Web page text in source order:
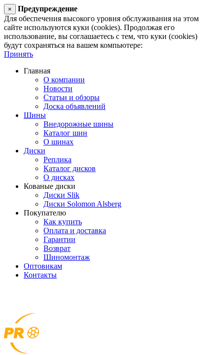
×
Предупреждение
Для обеспечения высокого уровня обслуживания на этом
сайте используются куки (cookies). Продолжая его
использование, вы соглашаетесь с тем, что куки (cookies)
будут сохраняться на вашем компьютере:
Принять
Главная
О компании
Новости
Статьи и обзоры
Доска объявлений
Шины
Внедорожные шины
Каталог шин
О шинах
Диски
Реплика
Каталог дисков
О дисках
Кованые диски
Диски Slik
Диски Solomon Alsberg
Покупателю
Как купить
Оплата и доставка
Гарантии
Возврат
Шиномонтаж
Оптовикам
Контакты